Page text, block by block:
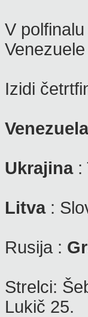
V
Izidi
Venezuela
Ukrajina:
Litva:
Rusija :
Strelci:
Lukič 25.